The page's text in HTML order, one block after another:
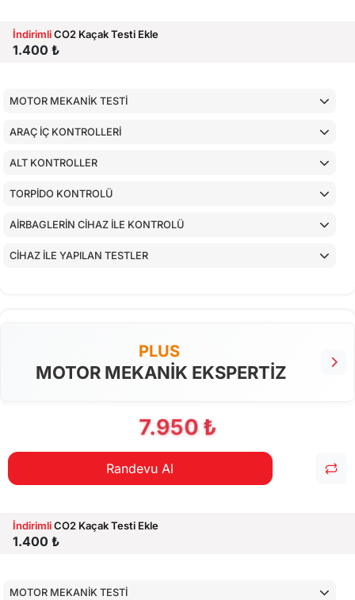
İndirimliCO2 Kaçak Testi Ekle
1.400 ₺
MOTOR MEKANİK TESTİ
ARAÇ İÇ KONTROLLERİ
ALT KONTROLLER
TORPİDO KONTROLÜ
AİRBAGLERİN CİHAZ İLE KONTROLÜ
CİHAZ İLE YAPILAN TESTLER
PLUS
MOTOR MEKANİK EKSPERTİZ
7.950 ₺
Randevu Al
İndirimliCO2 Kaçak Testi Ekle
1.400 ₺
MOTOR MEKANİK TESTİ